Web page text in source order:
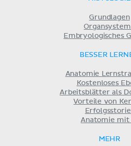
Grundlagen
Embryologisches
BESSER
Anatomie
Kostenloses
Arbeitsblätter als
Vorteile von
Anatomie mit
MEHR